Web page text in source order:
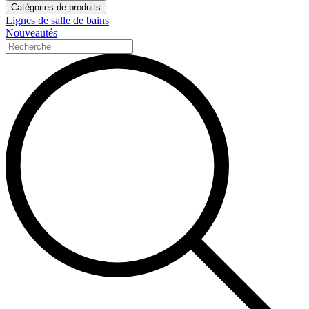
Catégories de produits
Lignes de salle de bains
Nouveautés